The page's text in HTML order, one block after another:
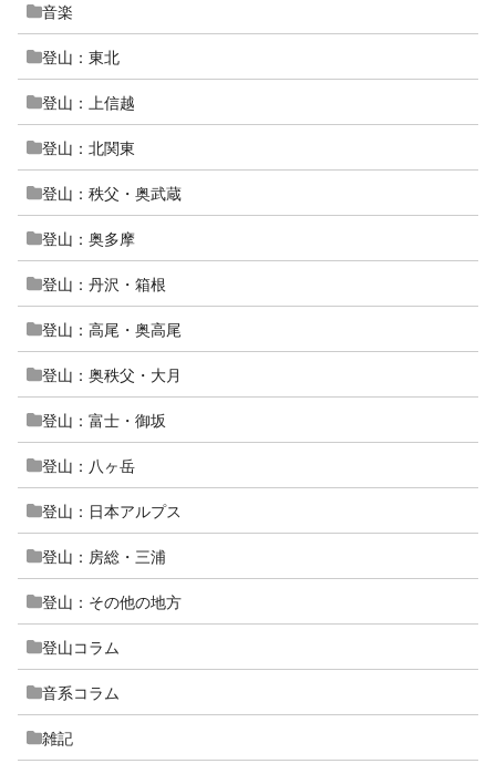
音楽
登山：東北
登山：上信越
登山：北関東
登山：秩父・奥武蔵
登山：奥多摩
登山：丹沢・箱根
登山：高尾・奥高尾
登山：奥秩父・大月
登山：富士・御坂
登山：八ヶ岳
登山：日本アルプス
登山：房総・三浦
登山：その他の地方
登山コラム
音系コラム
雑記